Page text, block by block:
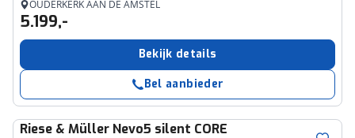
OUDERKERK AAN DE AMSTEL
5.199,-
Bekijk details
Bel aanbieder
Riese & Müller Nevo5 silent CORE